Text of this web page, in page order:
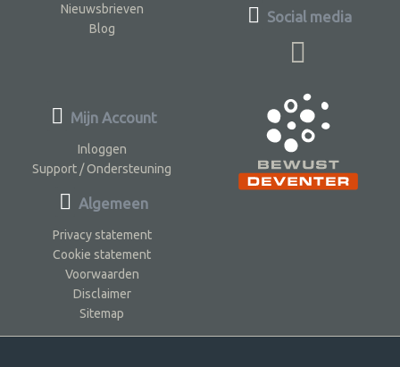
Nieuwsbrieven
Blog
Social media
Mijn Account
Inloggen
Support / Ondersteuning
Algemeen
Privacy statement
Cookie statement
Voorwaarden
Disclaimer
Sitemap